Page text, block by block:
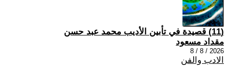
(11) قصيدة في تأبين الأديب محمد عبد حسن
مقداد مسعود
2026 / 8 / 8
الادب والفن